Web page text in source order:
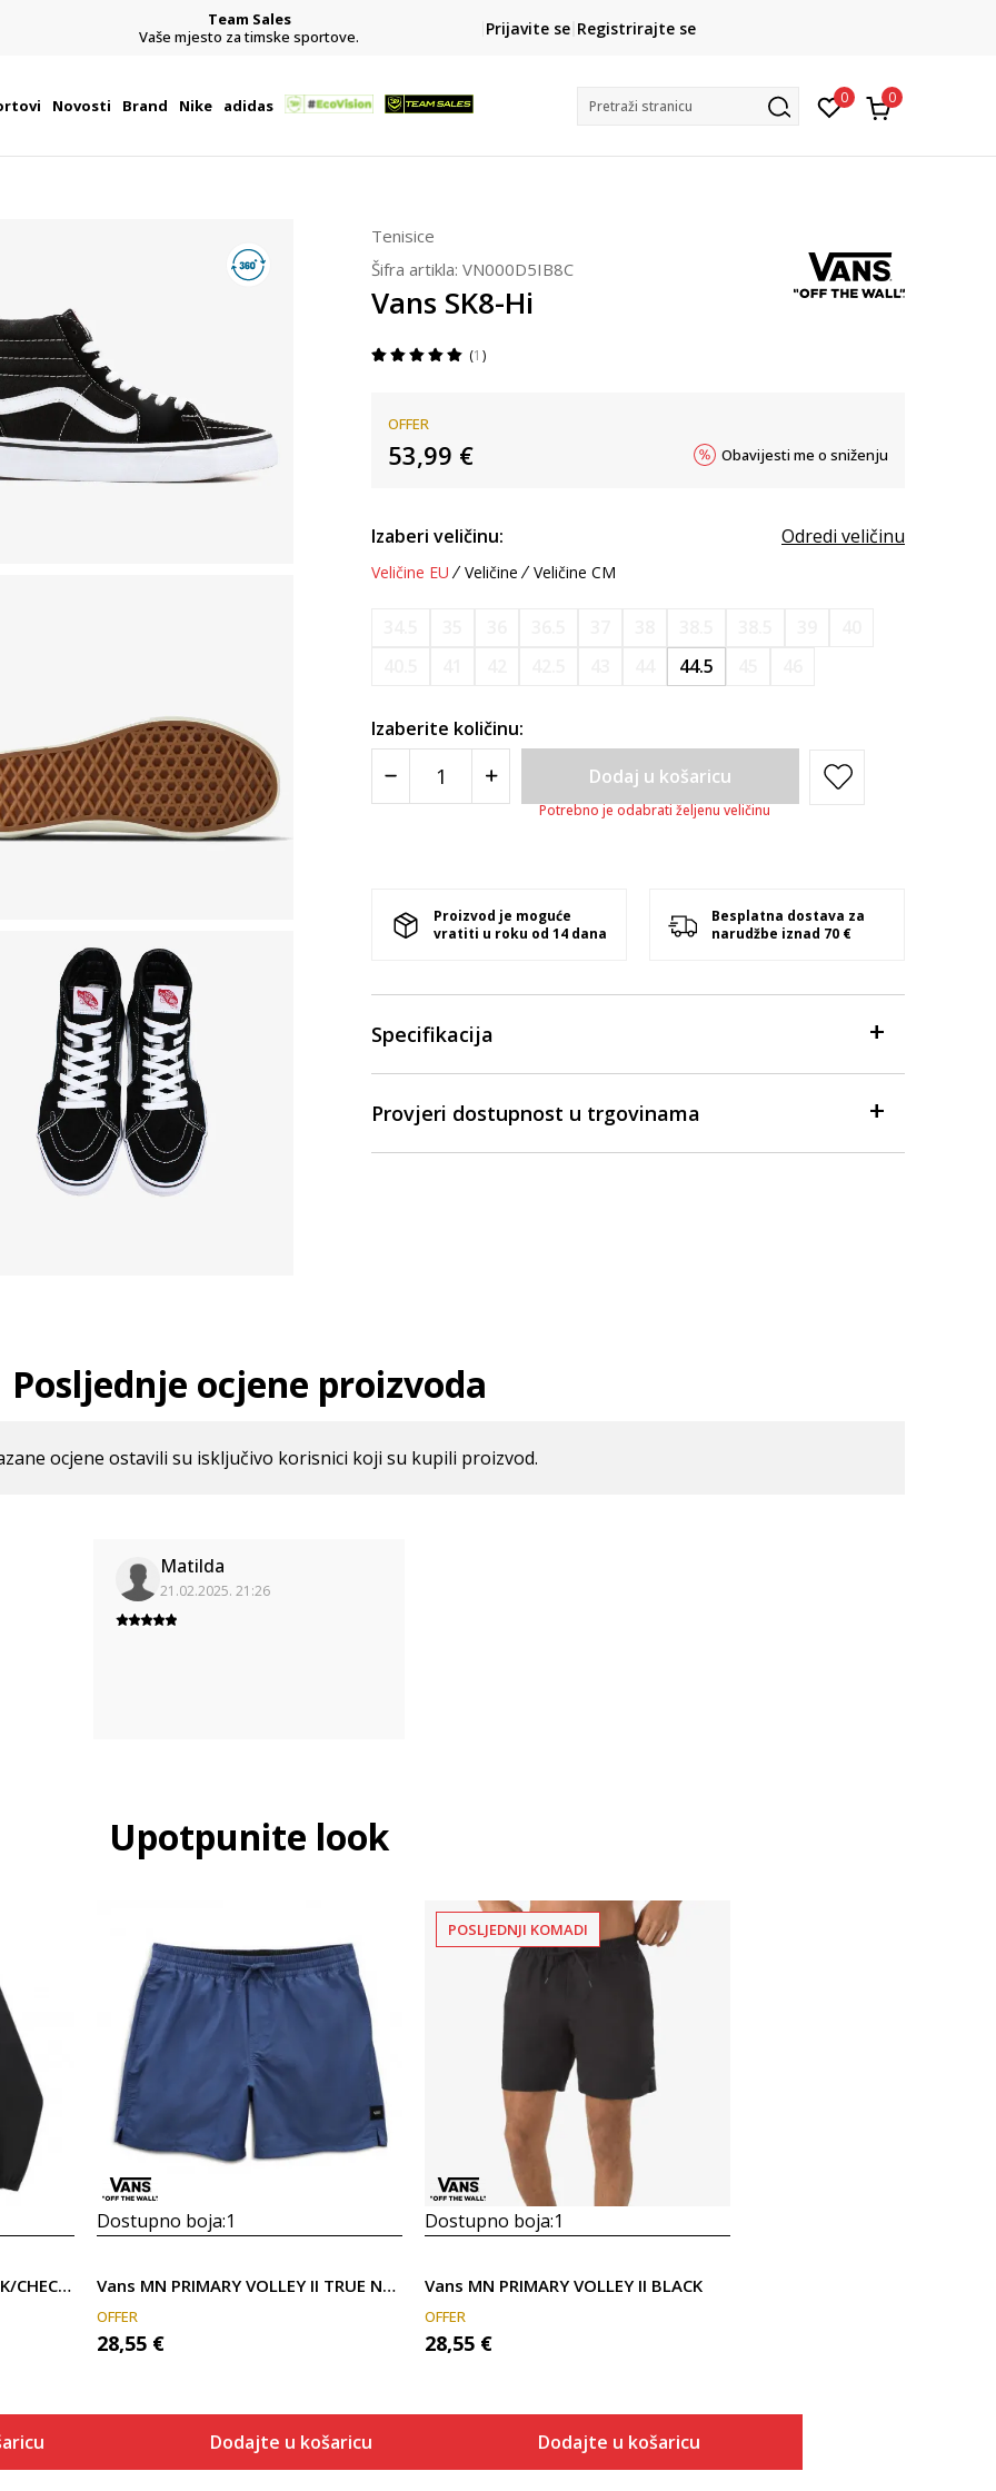
Team Sales
Vaše mjesto za timske sportove.
CLICK& COLLECT
besplatno preuzimanje u trgovini
Prijavite se Registrirajte se
Novosti Brand Nike adidas Pretraži stranicu 0 0
Tenisice
Šifra artikla: VN000D5IB8C
Vans SK8-Hi
1
OFFER
53,99 € Obavijesti me o sniženju
Izaberi veličinu: Odredi veličinu
Veličine EU Veličine Veličine CM
44.5
Izaberite količinu:
Dodaj u košaricu
Potrebno je odabrati željenu veličinu
Proizvod je moguće
vratiti u roku od 14 dana
Besplatna dostava za
narudžbe iznad 70 €
Specifikacija
Provjeri dostupnost u trgovinama
Posljednje ocjene proizvoda
ocjene ostavili su isključivo korisnici koji su kupili proizvod.
Matilda
21.02.2025. 21:26
Upotpunite look
Vans C/O MN GARNETT BLACK/CHECKERBO
Dostupno boja:1
Vans MN PRIMARY VOLLEY II TRUE NAVY
OFFER
28,55 €
Dodajte u košaricu
POSLJEDNJI KOMADI
Dostupno boja:1
Vans MN PRIMARY VOLLEY II BLACK
OFFER
28,55 €
Dodajte u košaricu